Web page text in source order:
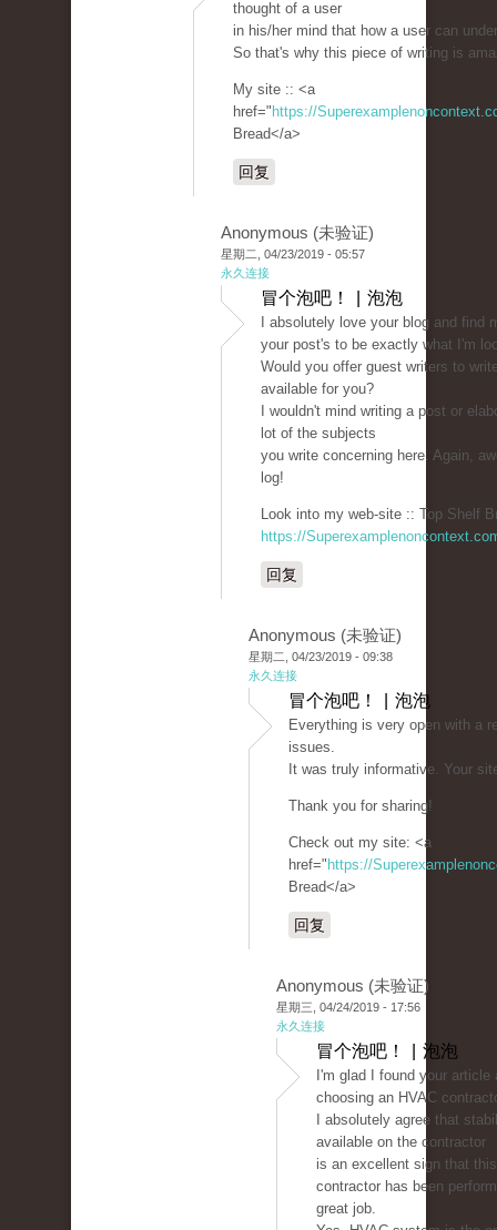
thought of a user
in his/her mind that how a user can
So that's why this piece of writing is
My site :: <a
href=" https://
Bread</a>
回复
Anonymous (未验证)
星期二, 04/23/2019 - 05:57
永久连接
冒个泡吧！ | 泡泡
I absolutely love your blog and find
your post's to be exactly what I'm
Would you offer guest writers to
available for you?
I wouldn't mind writing a post or
lot of the subjects
you write concerning here. Again,
log!
Look into my web-site :: Top Shelf
https://
回复
Anonymous (未验证)
星期二, 04/23/2019 - 09:38
永久连接
冒个泡吧！ | 泡泡
Everything is very open with a
issues.
It was truly informative. Your
Thank you for sharing!
Check out my site: <a
href=" https://
Bread</a>
回复
Anonymous (未验证)
星期三, 04/24/2019 - 17:56
永久连接
冒个泡吧！ | 泡泡
I'm glad I found your article
choosing an HVAC
I absolutely agree that
available on the contractor
is an excellent sign that this
contractor has been
great job.